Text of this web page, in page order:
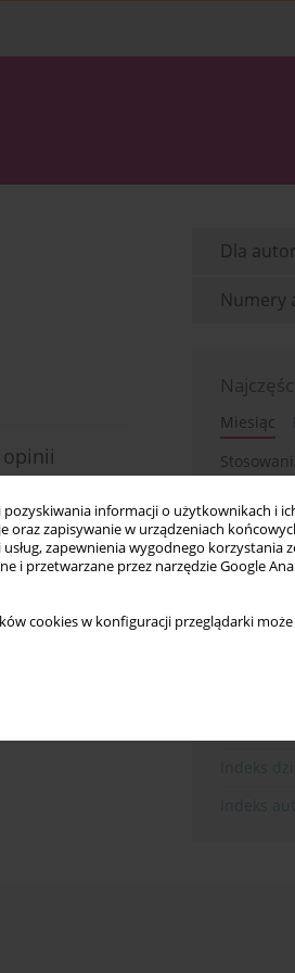
informacji o użytkownikach i
zapisywanie w urządzeniach
zapewnienia wygodnego korzystania
i przetwarzane przez narzędzie Google
cookies w konfiguracji przeglądarki może
opinii
Dla
Numery
Miesiąc
Polsce.